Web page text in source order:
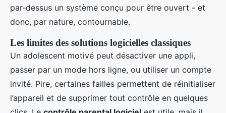
par-dessus un système conçu pour être ouvert - et
donc, par nature, contournable.
Les limites des solutions logicielles classiques
Un adolescent motivé peut désactiver une appli,
passer par un mode hors ligne, ou utiliser un compte
invité. Pire, certaines failles permettent de réinitialiser
l’appareil et de supprimer tout contrôle en quelques